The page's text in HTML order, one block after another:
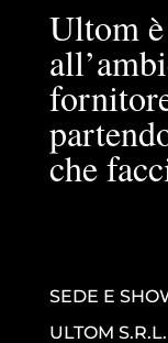
Ultom
che
SEDE E
ULTOM S.R.L.